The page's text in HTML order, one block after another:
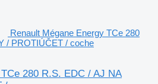
Renault Mégane Energy TCe 280
/ PROTIÚČET / coche
280 R.S. EDC / AJ NA